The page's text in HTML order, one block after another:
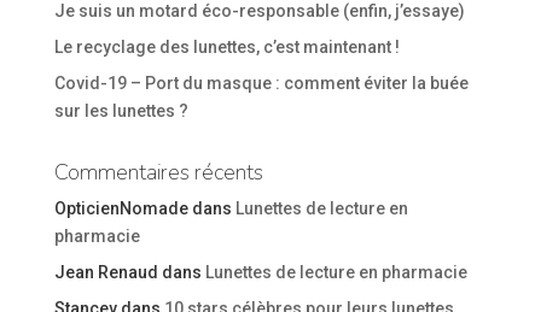
Je suis un motard éco-responsable (enfin, j’essaye)
Le recyclage des lunettes, c’est maintenant !
Covid-19 – Port du masque : comment éviter la buée
sur les lunettes ?
Commentaires récents
OpticienNomadedans Lunettes de lecture en
pharmacie
Jean Renaud dans Lunettes de lecture en pharmacie